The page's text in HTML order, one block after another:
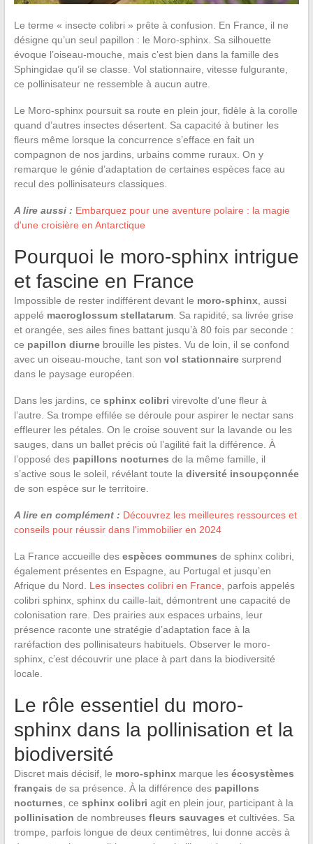
Le terme « insecte colibri » prête à confusion. En France, il ne
désigne qu’un seul papillon : le Moro-sphinx. Sa silhouette
évoque l’oiseau-mouche, mais c’est bien dans la famille des
Sphingidae qu’il se classe. Vol stationnaire, vitesse fulgurante,
ce pollinisateur ne ressemble à aucun autre.
Le Moro-sphinx poursuit sa route en plein jour, fidèle à la corolle
quand d’autres insectes désertent. Sa capacité à butiner les
fleurs même lorsque la concurrence s’efface en fait un
compagnon de nos jardins, urbains comme ruraux. On y
remarque le génie d’adaptation de certaines espèces face au
recul des pollinisateurs classiques.
A lire aussi : Embarquez pour une aventure polaire : la magie
d'une croisière en Antarctique
Pourquoi le moro-sphinx intrigue
et fascine en France
Impossible de rester indifférent devant le moro-sphinx, aussi
appelé macroglossum stellatarum. Sa rapidité, sa livrée grise
et orangée, ses ailes fines battant jusqu’à 80 fois par seconde :
ce papillon diurnebrouille les pistes. Vu de loin, il se confond
avec un oiseau-mouche, tant son vol stationnairesurprend
dans le paysage européen.
Dans les jardins, ce sphinx colibri virevolte d’une fleur à
l’autre. Sa trompe effilée se déroule pour aspirer le nectar sans
effleurer les pétales. On le croise souvent sur la lavande ou les
sauges, dans un ballet précis où l’agilité fait la différence. À
l’opposé des papillons nocturnes de la même famille, il
s’active sous le soleil, révélant toute la diversité insoupçonnée
de son espèce sur le territoire.
A lire en complément : Découvrez les meilleures ressources et
conseils pour réussir dans l'immobilier en 2024
La France accueille des espèces communes de sphinx colibri,
également présentes en Espagne, au Portugal et jusqu’en
Afrique du Nord. Les insectes colibri en France , parfois appelés
colibri sphinx, sphinx du caille-lait, démontrent une capacité de
colonisation rare. Des prairies aux espaces urbains, leur
présence raconte une stratégie d’adaptation face à la
raréfaction des pollinisateurs habituels. Observer le moro-
sphinx, c’est découvrir une place à part dans la biodiversité
locale.
Le rôle essentiel du moro-
sphinx dans la pollinisation et la
biodiversité
Discret mais décisif, le moro-sphinxmarque les écosystèmes
français de sa présence. À la différence des papillons
nocturnes , ce sphinx colibri agit en plein jour, participant à la
pollinisation de nombreuses fleurs sauvages et cultivées. Sa
trompe, parfois longue de deux centimètres, lui donne accès à